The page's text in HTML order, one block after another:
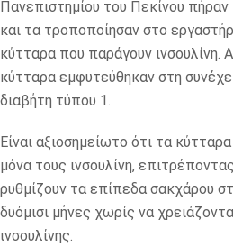
Πανεπιστημίου του Πεκίνου
και τα τροποποίησαν στο
κύτταρα που παράγουν ινσουλίνη.
κύτταρα εμφυτεύθηκαν στη
διαβήτη τύπου 1.
Είναι αξιοσημείωτο ότι τα
μόνα τους ινσουλίνη,
ρυθμίζουν τα επίπεδα σακχάρου
δυόμισι μήνες χωρίς να
ινσουλίνης.